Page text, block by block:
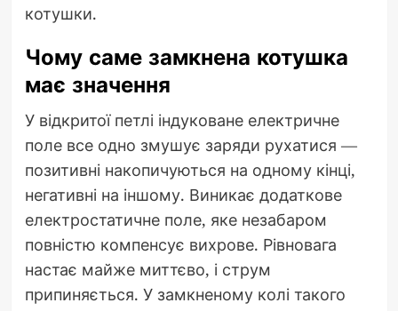
котушки.
Чому саме замкнена котушка
має значення
У відкритої петлі індуковане електричне
поле все одно змушує заряди рухатися —
позитивні накопичуються на одному кінці,
негативні на іншому. Виникає додаткове
електростатичне поле, яке незабаром
повністю компенсує вихрове. Рівновага
настає майже миттєво, і струм
припиняється. У замкненому колі такого